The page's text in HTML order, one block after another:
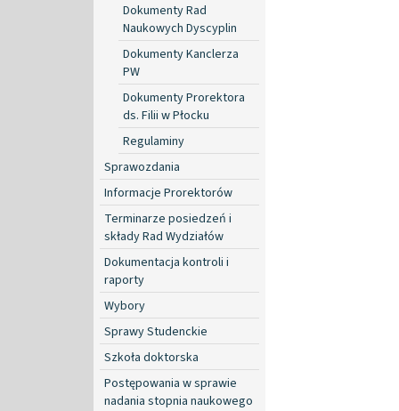
Dokumenty Rad
Naukowych Dyscyplin
Dokumenty Kanclerza
PW
Dokumenty Prorektora
ds. Filii w Płocku
Regulaminy
Sprawozdania
Informacje Prorektorów
Terminarze posiedzeń i
składy Rad Wydziałów
Dokumentacja kontroli i
raporty
Wybory
Sprawy Studenckie
Szkoła doktorska
Postępowania w sprawie
nadania stopnia naukowego